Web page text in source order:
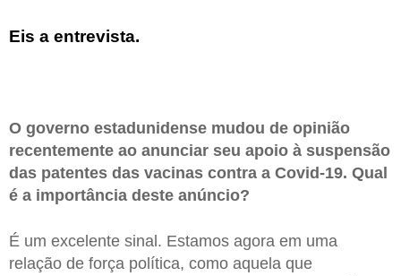
Eis a entrevista.
O governo estadunidense mudou de opinião
recentemente ao anunciar seu apoio à suspensão
das patentes das vacinas contra a Covid-19. Qual
é a importância deste anúncio?
É um excelente sinal. Estamos agora em uma
relação de força política, como aquela que